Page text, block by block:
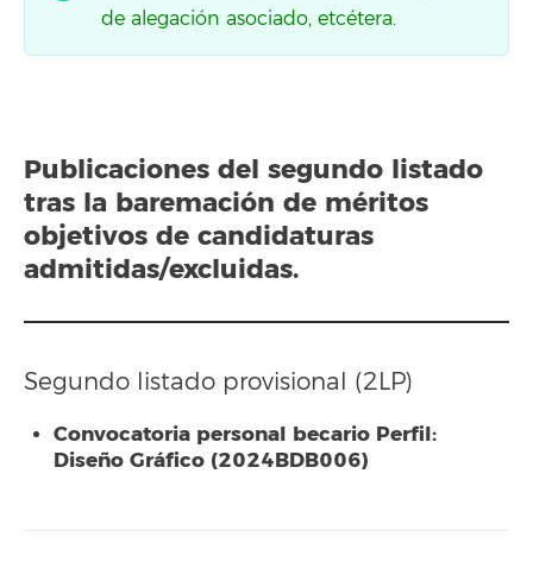
de alegación asociado, etcétera.
Publicaciones del segundo listado
tras la baremación de méritos
objetivos de candidaturas
admitidas/excluidas.
Segundo listado provisional (2LP)
Convocatoria personal becario Perfil:
Diseño Gráfico (2024BDB006)